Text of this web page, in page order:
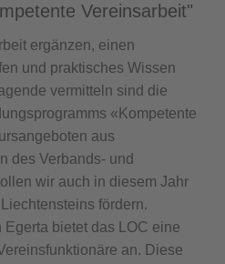
Vereinsarbeit"
ergänzen, einen
und praktisches Wissen
vermitteln sind die
«Kompetente
aus
des Verbands- und
wir auch in diesem Jahr
fördern.
bietet das LOC eine
an. Diese